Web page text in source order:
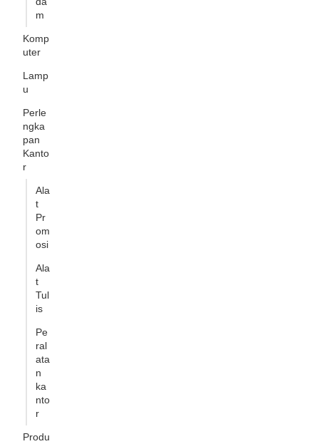
m
Komp
uter
Lamp
u
Perle
ngka
pan
Kanto
r
Ala
t
Pr
om
osi
Ala
t
Tul
is
Pe
ral
ata
n
ka
nto
r
Produ